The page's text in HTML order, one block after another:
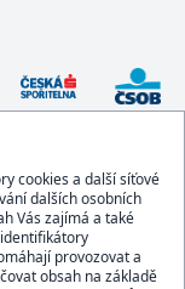
cookies a další síťové
dalších osobních
Vás zajímá a také
provozovat a
obsah na základě